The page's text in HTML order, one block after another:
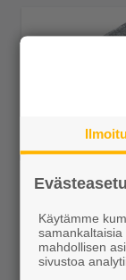
H11 R250
Käytämme
mahdollisen
sivustoa